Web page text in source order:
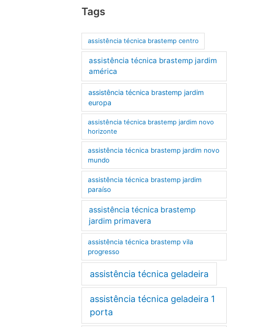
Tags
assistência técnica brastemp centro
assistência técnica brastemp jardim
américa
assistência técnica brastemp jardim
europa
assistência técnica brastemp jardim novo
horizonte
assistência técnica brastemp jardim novo
mundo
assistência técnica brastemp jardim
paraíso
assistência técnica brastemp
jardim primavera
assistência técnica brastemp vila
progresso
assistência técnica geladeira
assistência técnica geladeira 1
porta